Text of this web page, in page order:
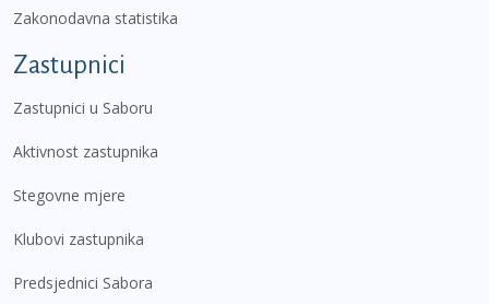
Zakonodavna statistika
Zastupnici
Zastupnici u Saboru
Aktivnost zastupnika
Stegovne mjere
Klubovi zastupnika
Predsjednici Sabora